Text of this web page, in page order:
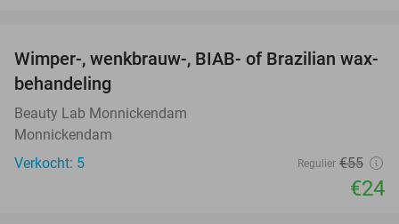
56%
Wimper-, wenkbrauw-, BIAB- of Brazilian wax-
behandeling
Beauty Lab Monnickendam
Monnickendam
Verkocht: 5
Regulier €55
€24